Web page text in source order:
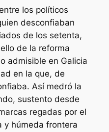
los políticos
desconfiaban
de los setenta,
de la reforma
admisible en Galicia
en la que, de
Así medró la
sustento desde
regadas por el
y húmeda frontera